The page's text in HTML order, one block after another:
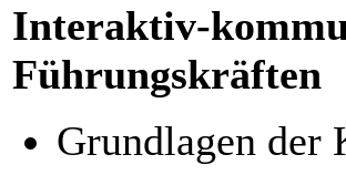
Interaktiv-
Führungskräften
Grundlagen der